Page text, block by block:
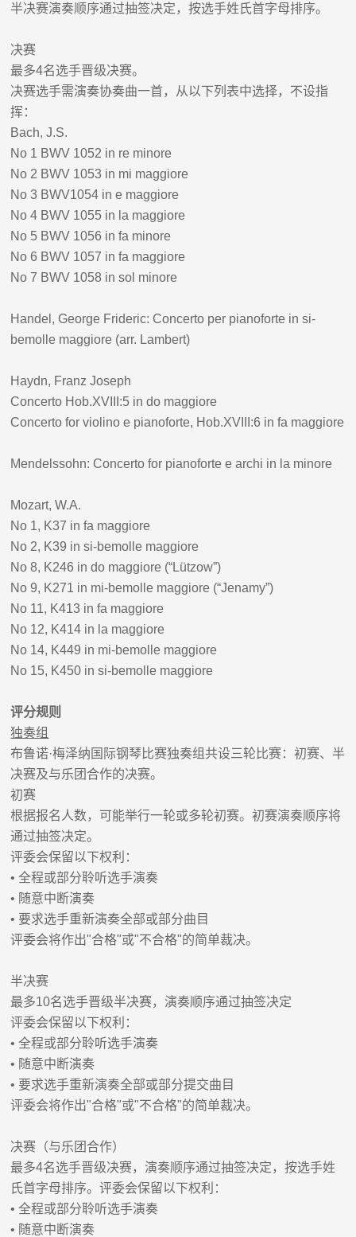
半决赛演奏顺序通过抽签决定，按选手姓氏首字母排序。
决赛
最多4名选手晋级决赛。
决赛选手需演奏协奏曲一首，从以下列表中选择，不设指
挥：
Bach, J.S.
No 1 BWV 1052 in re minore
No 2 BWV 1053 in mi maggiore
No 3 BWV1054 in e maggiore
No 4 BWV 1055 in la maggiore
No 5 BWV 1056 in fa minore
No 6 BWV 1057 in fa maggiore
No 7 BWV 1058 in sol minore
Handel, George Frideric: Concerto per pianoforte in si-
bemolle maggiore (arr. Lambert)
Haydn, Franz Joseph
Concerto Hob.XVIII:5 in do maggiore
Concerto for violino e pianoforte, Hob.XVIII:6 in fa maggiore
Mendelssohn: Concerto for pianoforte e archi in la minore
Mozart, W.A.
No 1, K37 in fa maggiore
No 2, K39 in si-bemolle maggiore
No 8, K246 in do maggiore (“Lützow”)
No 9, K271 in mi-bemolle maggiore (“Jenamy”)
No 11, K413 in fa maggiore
No 12, K414 in la maggiore
No 14, K449 in mi-bemolle maggiore
No 15, K450 in si-bemolle maggiore
评分规则
独奏组
布鲁诺·梅泽纳国际钢琴比赛独奏组共设三轮比赛：初赛、半
决赛及与乐团合作的决赛。
初赛
根据报名人数，可能举行一轮或多轮初赛。初赛演奏顺序将
通过抽签决定。
评委会保留以下权利：
•全程或部分聆听选手演奏
• 随意中断演奏
• 要求选手重新演奏全部或部分曲目
评委会将作出"合格"或"不合格"的简单裁决。
半决赛
最多10名选手晋级半决赛，演奏顺序通过抽签决定
评委会保留以下权利：
•全程或部分聆听选手演奏
• 随意中断演奏
• 要求选手重新演奏全部或部分提交曲目
评委会将作出"合格"或"不合格"的简单裁决。
决赛（与乐团合作）
最多4名选手晋级决赛，演奏顺序通过抽签决定，按选手姓
氏首字母排序。评委会保留以下权利：
•全程或部分聆听选手演奏
• 随意中断演奏